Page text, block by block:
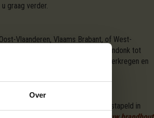
Over
graag verder.
Vlaanderen, Vlaams Brabant, of West-
Aartselaar tot Zoersel, en van Arendonk tot
Ons hout is duurzaam verkregen en
van ovengedroogd brandhout gestapeld in